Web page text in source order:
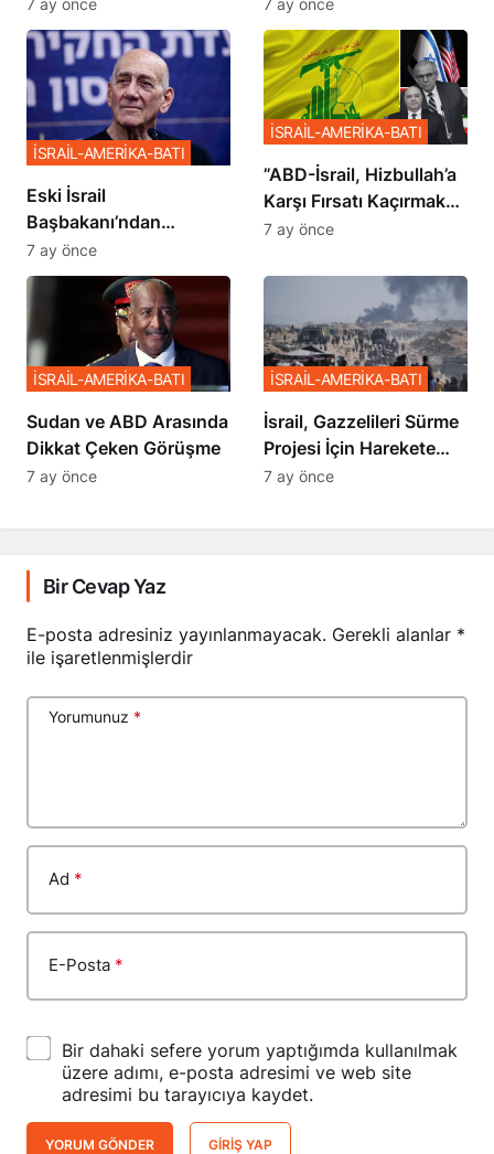
7 ay önce 7 ay önce
Eski İsrail
Başbakanı’ndan
Netanyahu’ya Ağır
Sözler
İSRAİL-AMERİKA-BATI
7 ay önce
​​​​​​​”ABD-İsrail, Hizbullah’a
Karşı Fırsatı Kaçırmak
İstemiyor”
İSRAİL-AMERİKA-BATI
7 ay önce
Sudan ve ABD Arasında
Dikkat Çeken Görüşme
İSRAİL-AMERİKA-BATI
7 ay önce
İsrail, Gazzelileri Sürme
Projesi İçin Harekete
Geçti
İSRAİL-AMERİKA-BATI
7 ay önce
Bir Cevap Yaz
E-posta adresiniz yayınlanmayacak. Gerekli alanlar *
ile işaretlenmişlerdir
Yorumunuz *
Ad *
E-Posta *
Bir dahaki sefere yorum yaptığımda kullanılmak
üzere adımı, e-posta adresimi ve web site
adresimi bu tarayıcıya kaydet.
YORUM GÖNDER GIRIŞ YAP